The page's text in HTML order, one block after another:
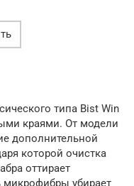
типа Bist Win
краями. От модели
дополнительной
которой очистка
оттирает
микрофибры убирает